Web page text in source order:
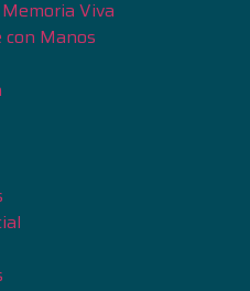
Viva
Manos